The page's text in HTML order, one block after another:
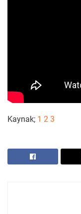
Kaynak; 1 2 3